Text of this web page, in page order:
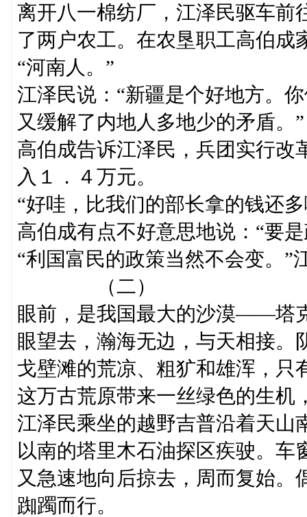
离开八一棉纺厂，江泽民驱车前
了两户农工。在农垦职工高伯成
“河南人。”
江泽民说：“新疆是个好地方。
又缓解了内地人多地少的矛盾。”
高伯成告诉江泽民，兵团实行改
入１．４万元。
“好哇，比我们的部长拿的钱还
高伯成有点不好意思地说：“要
“利国富民的政策当然不会变。”
（二）
眼前，是我国最大的沙漠——塔
眼望去，瀚海无边，与天相接。
戈壁滩的荒凉、粗犷和雄浑，只
这万古荒原带来一丝绿色的生机
江泽民乘坐的越野吉普沿着天山
以南的塔里木石油探区疾驶。
又急速地向后掠去，周而复始
踟躅而行。